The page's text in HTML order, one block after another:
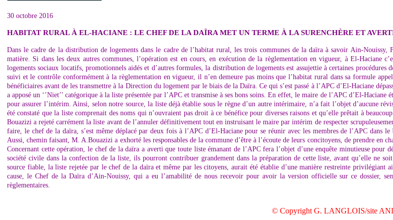
30 octobre 2016
HABITAT RURAL À EL-HACIANE : LE CHEF DE LA DAÏRA MET UN TERME À LA SURENCHÈRE ET
Dans le cadre de la distribution de logements dans le cadre de l’habitat rural, les trois communes de la daïra à savoir Ain-
matière. Si dans les deux autres communes, l’opération est en cours, en exécution de la règlementation en vigueur, à El-
logements sociaux locatifs, promotionnels aidés et d’autres formules, la distribution de logements est assujettie à certaines
suivi et le contrôle conformément à la règlementation en vigueur, il n’en demeure pas moins que l’habitat rural dans sa formule
bénéficiaires avant de les transmettre à la Direction du logement par le biais de la Daïra. Ce qui s’est passé à l’APC d’El-Haciane
a apposé un ‘’Niet’’ catégorique à la liste présentée par l’APC et transmise à ses bons soins. En effet, le maire de l’APC d’El-
pour assurer l’intérim. Ainsi, selon notre source, la liste déjà établie sous le règne d’un autre intérimaire, n’a fait l’objet d’aucune
été constaté que la liste comprenait des noms qui n’ouvraient pas droit à ce bénéfice pour diverses raisons et qu’elle prêtait à
Bouazizi a rejeté carrément la liste avant de l’annuler définitivement tout en instruisant le maire par intérim de respecter
faire, le chef de la daïra, s’est même déplacé par deux fois à l’APC d’El-Haciane pour se réunir avec les membres de l’APC dans
Aussi, chemin faisant, M. A.Bouazizi a exhorté les responsables de la commune d’être à l’écoute de leurs concitoyens, de prendre en
Concernant cette opération, le chef de la daïra a averti que toute liste émanant de l’APC fera l’objet d’une enquête minutieuse pour
société civile dans la confection de la liste, ils pourront contribuer grandement dans la préparation de cette liste, avant qu’elle ne
source fiable, la liste rejetée par le chef de la daïra et même par les citoyens, aurait été établie d’une manière restreinte privilégiant
cause, le Chef de la Daïra d’Ain-Nouissy, qui a eu l’amabilité de nous recevoir pour avoir la version officielle sur ce dossier,
règlementaires.
© Copyright G. LANGLOIS/site